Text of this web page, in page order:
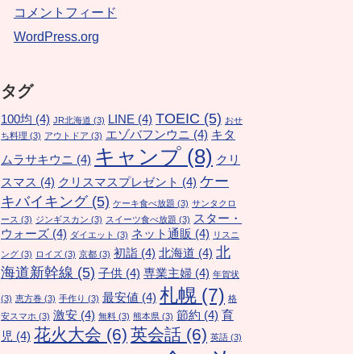
コメントフィード
WordPress.org
タグ
100均 (4) JR北海道 (3) LINE (4) TOEIC (5) おせ
ち料理 (3) アウトドア (3) エゾバフンウニ (4) キタ
ムラサキウニ (4) キャンプ (8) クリ
スマス (4) クリスマスプレゼント (4) ケー
キバイキング(5) ケーキ食べ放題 (3) サンタクロ
ース (3) ジンギスカン (3) スイーツ食べ放題 (3) スター・
ウォーズ (4) ダイエット (3) ネット通販 (4) リスニ
ング (3) ロイズ (3) 京都 (3) 初詣 (4) 北海道 (4) 北
海道新幹線 (5) 子供 (4) 専業主婦 (4) 年賀状
(3) 恵方巻 (3) 手作り (3) 最安値 (4) 札幌 (7) 格
安スマホ (3) 激安 (4) 無料 (3) 熊本県 (3) 節約 (4) 育
児 (4) 花火大会 (6) 英会話 (6) 英語 (3)